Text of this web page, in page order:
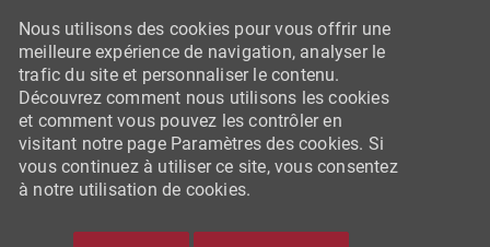
Nous utilisons des cookies pour vous offrir une
meilleure expérience de navigation, analyser le
trafic du site et personnaliser le contenu.
Découvrez comment nous utilisons les cookies
et comment vous pouvez les contrôler en
visitant notre page Paramètres des cookies. Si
vous continuez à utiliser ce site, vous consentez
à notre utilisation de cookies.